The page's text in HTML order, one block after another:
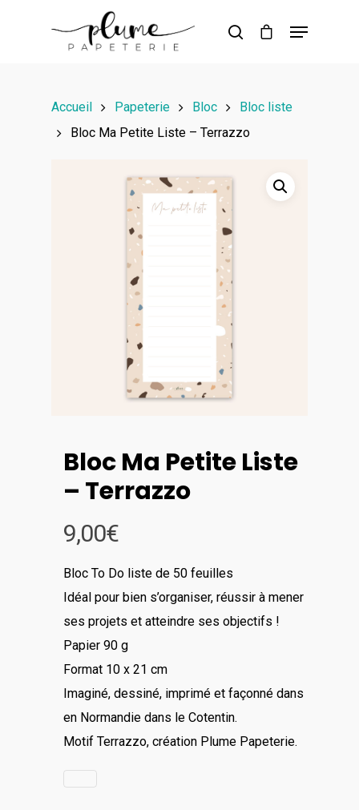
Accueil Papeterie Bloc
Bloc liste
Bloc Ma Petite Liste – Terrazzo
Bloc Ma Petite Liste
– Terrazzo
9,00€
Bloc To Do liste de 50 feuilles
Idéal pour bien s’organiser, réussir à mener
ses projets et atteindre ses objectifs !
Papier 90 g
Format 10 x 21 cm
Imaginé, dessiné, imprimé et façonné dans
en Normandie dans le Cotentin.
Motif Terrazzo, création Plume Papeterie.